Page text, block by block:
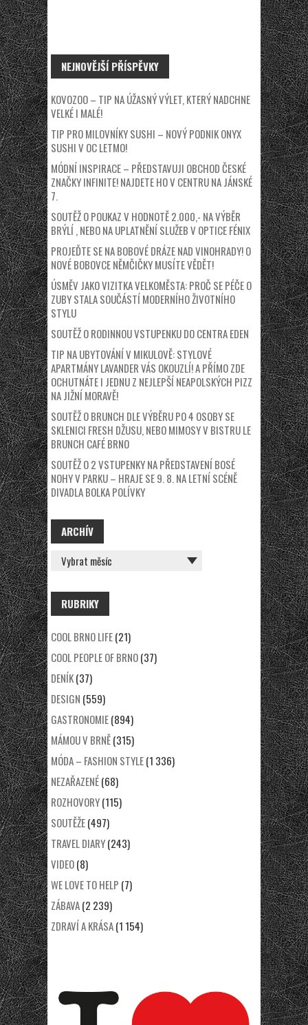
NEJNOVĚJŠÍ PŘÍSPĚVKY
KOVOZOO – TIP NA ÚŽASNÝ VÝLET, KTERÝ NADCHNE
VELKÉ I MALÉ!
TIP PRO MILOVNÍKY SUSHI – NOVÝ PODNIK ONYX
SUSHI V OC LETMO!
MÓDNÍ INSPIRACE – PŘEDSTAVUJI OBCHOD ČESKÉ
ZNAČKY INFINITE! NAJDETE HO V CENTRU NA JÁNSKÉ
7.
SOUTĚŽ O POUKAZ V HODNOTĚ 2.000,- NA VÝBĚR
BRÝLÍ , NEBO NA UPLATNĚNÍ SLUŽEB V OPTICE FÉNIX
PROJEĎTE SE NA BOBOVÉ DRÁZE NAD VINOHRADY! O
NOVÉ BOBOVCE NĚMČIČKY MUSÍTE VĚDĚT!
ÚSMĚV JAKO VIZITKA VELKOMĚSTA: PROČ SE PÉČE O
ZUBY STALA SOUČÁSTÍ MODERNÍHO ŽIVOTNÍHO
STYLU
SOUTĚŽ O RODINNOU VSTUPENKU DO CENTRA EDEN
TIP NA UBYTOVÁNÍ V MIKULOVĚ: STYLOVÉ
APARTMÁNY LAVANDER VÁS OKOUZLÍ! A PŘÍMO ZDE
OCHUTNÁTE I JEDNU Z NEJLEPŠÍ NEAPOLSKÝCH PIZZ
NA JIŽNÍ MORAVĚ!
SOUTĚŽ O BRUNCH DLE VÝBĚRU PO 4 OSOBY SE
SKLENICI FRESH DŽUSU, NEBO MIMOSY V BISTRU LE
BRUNCH CAFÉ BRNO
SOUTĚŽ O 2 VSTUPENKY NA PŘEDSTAVENÍ BOSÉ
NOHY V PARKU – HRAJE SE 9. 8. NA LETNÍ SCÉNĚ
DIVADLA BOLKA POLÍVKY
ARCHÍV
ARCHÍV
RUBRIKY
COOL BRNO LIFE(21)
COOL PEOPLE OF BRNO(37)
DENÍK(37)
DESIGN (559)
GASTRONOMIE(894)
MÁMOU V BRNĚ(315)
MÓDA – FASHION STYLE(1 336)
NEZAŘAZENÉ(68)
ROZHOVORY(115)
SOUTĚŽE(497)
TRAVEL DIARY(243)
VIDEO(8)
WE LOVE TO HELP (7)
ZÁBAVA(2 239)
ZDRAVÍ A KRÁSA(1 154)